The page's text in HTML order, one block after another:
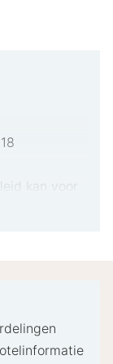
kan voor
worden
van